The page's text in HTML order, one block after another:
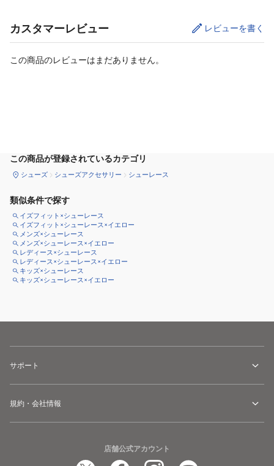
カスタマーレビュー レビューを書く
この商品のレビューはまだありません。
この商品が登録されているカテゴリ
シューズ シューズアクセサリー シューレース
類似条件で探す
イズフィット×シューレース
イズフィット×シューレース×イエロー
メンズ×シューレース
メンズ×シューレース×イエロー
レディース×シューレース
レディース×シューレース×イエロー
キッズ×シューレース
キッズ×シューレース×イエロー
サポート
規約・会社情報
店舗公式アカウント